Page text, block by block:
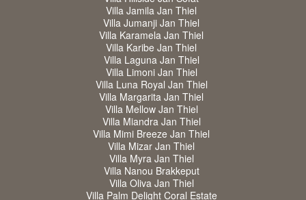
Villa Jamila Jan Thiel
Villa Jumanji Jan Thiel
Villa Karamela Jan Thiel
Villa Karibe Jan Thiel
Villa Laguna Jan Thiel
Villa Limoni Jan Thiel
Villa Luna Royal Jan Thiel
Villa Margarita Jan Thiel
Villa Mellow Jan Thiel
Villa Miandra Jan Thiel
Villa Mimi Breeze Jan Thiel
Villa Mizar Jan Thiel
Villa Myra Jan Thiel
Villa Nanou Brakkeput
Villa Oliva Jan Thiel
Villa Palm Delight Coral Estate